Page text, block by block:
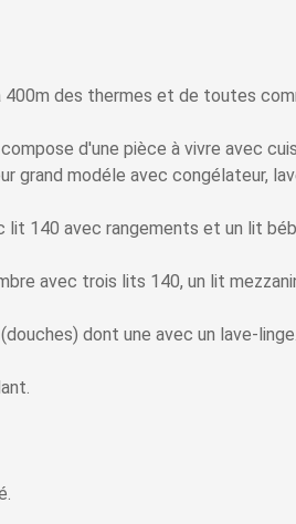
400m des thermes et de toutes
d'une pièce à vivre avec
grand modéle avec congélateur,
lit 140 avec rangements et un lit
avec trois lits 140, un lit
dont une avec un lave-linge.